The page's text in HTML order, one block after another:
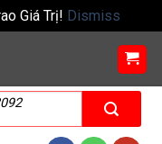
Giá Trị! Dismiss